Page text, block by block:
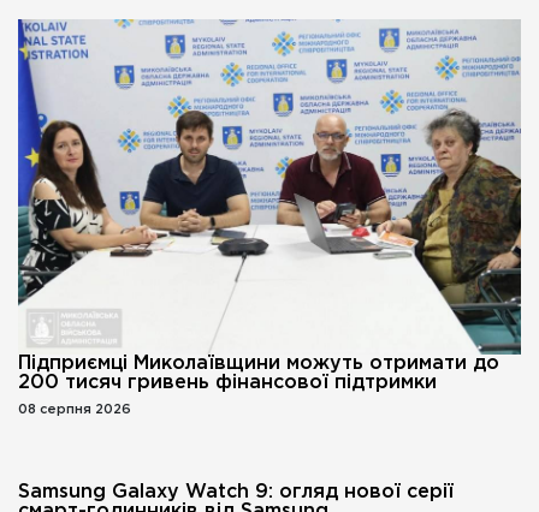
Підприємці Миколаївщини можуть отримати до
200 тисяч гривень фінансової підтримки
08 серпня 2026
Samsung Galaxy Watch 9: огляд нової серії